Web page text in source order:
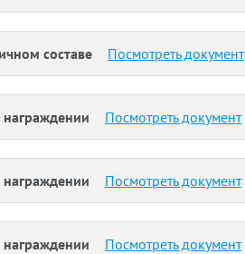
составе Посмотреть документ
Посмотреть документ
Посмотреть документ
Посмотреть документ